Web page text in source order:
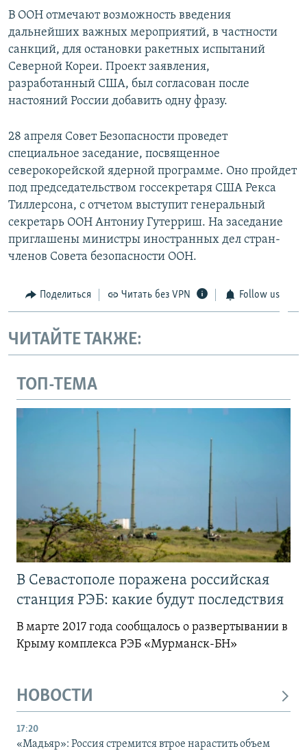
В ООН отмечают возможность введения
дальнейших важных мероприятий, в частности
санкций, для остановки ракетных испытаний
Северной Кореи. Проект заявления,
разработанный США, был согласован после
настояний России добавить одну фразу.
28 апреля Совет Безопасности проведет
специальное заседание, посвященное
северокорейской ядерной программе. Оно пройдет
под председательством госсекретаря США Рекса
Тиллерсона, с отчетом выступит генеральный
секретарь ООН Антониу Гутерриш. На заседание
приглашены министры иностранных дел стран-
членов Совета безопасности ООН.
Поделиться Читать без VPN Follow us
ЧИТАЙТЕ ТАКЖЕ:
ТОП-ТЕМА
В Севастополе поражена российская
станция РЭБ: какие будут последствия
В марте 2017 года сообщалось о развертывании в
Крыму комплекса РЭБ «Мурманск-БН»
НОВОСТИ
17:20
«Мадьяр»: Россия стремится втрое нарастить объем